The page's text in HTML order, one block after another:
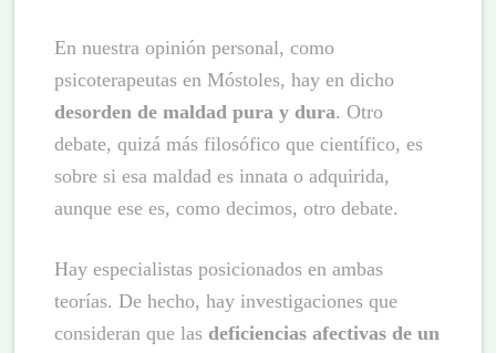
En nuestra opinión personal, como
psicoterapeutas en Móstoles, hay en dicho
desorden de maldad pura y dura. Otro
debate, quizá más filosófico que científico, es
sobre si esa maldad es innata o adquirida,
aunque ese es, como decimos, otro debate.
Hay especialistas posicionados en ambas
teorías. De hecho, hay investigaciones que
consideran que lasdeficiencias afectivas de un